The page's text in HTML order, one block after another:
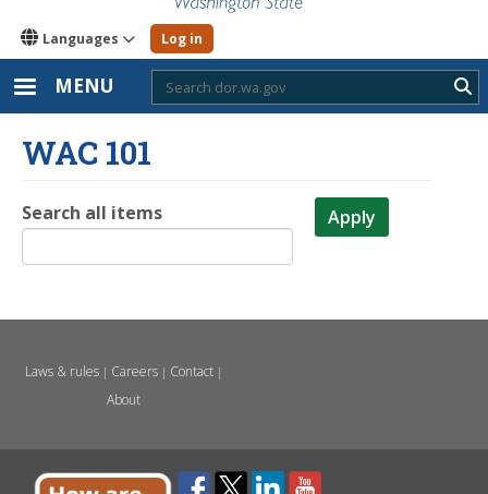
Languages Log in
MENU
WAC 101
Search all items Apply
Laws & rules| Careers| Contact|
About